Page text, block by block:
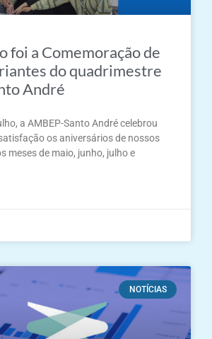
foi a Comemoração de
do quadrimestre
André
a AMBEP-Santo André celebrou
os aniversários de nossos
meses de maio, junho, julho e
NOTÍCIAS